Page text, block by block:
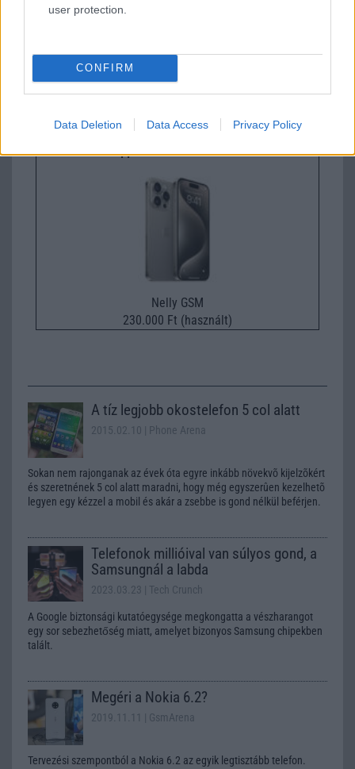
user protection.
CONFIRM
Data Deletion Data Access Privacy Policy
Nyugati GSM
Apple iPhone 15 Pro Max
Nelly GSM
230.000 Ft (használt)
A tíz legjobb okostelefon 5 col alatt
2015.02.10 | Phone Arena
Sokan nem rajonganak az évek óta egyre inkább növekvõ kijelzõkért
és szeretnének 5 col alatt maradni, hogy még egyszerûen kezelhetõ
legyen egy kézzel a mobil és akár a zsebbe is gond nélkül beférjen.
Telefonok millióival van súlyos gond, a
Samsungnál a labda
2023.03.23 | Tech Crunch
A Google biztonsági kutatóegysége megkongatta a vészharangot
egy sor sebezhetőség miatt, amelyet bizonyos Samsung chipekben
talált.
Megéri a Nokia 6.2?
2019.11.11 | GsmArena
Tervezési szempontból a Nokia 6.2 az egyik legtisztább telefon.